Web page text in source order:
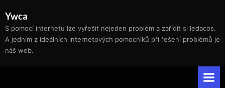
content
Ywca
S pomocí internetu lze vyřešit nejeden problém a zařídit si ledacos.
A jedním z ideálních internetových pomocníků při řešení problémů je
náš web.